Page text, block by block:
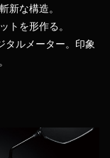
新な構造。
トを形作る。
タルメーター。印象